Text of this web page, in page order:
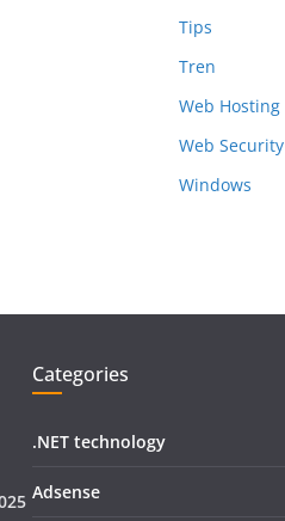
Tips
Tren
Web Hosting
Web Security
Windows
Categories
.NET technology
Adsense